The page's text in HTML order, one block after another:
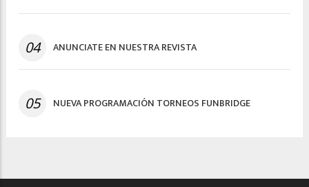
04 ANUNCIATE EN NUESTRA REVISTA
05 NUEVA PROGRAMACIÓN TORNEOS FUNBRIDGE